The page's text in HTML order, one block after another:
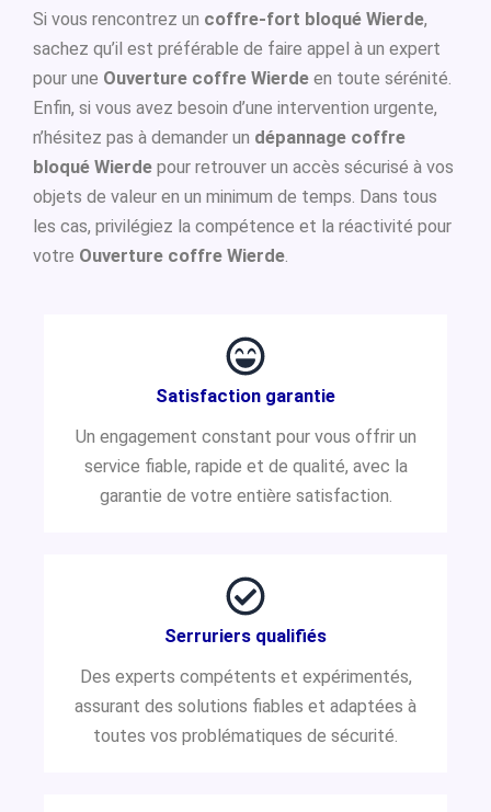
Si vous rencontrez un coffre-fort bloqué Wierde,
sachez qu’il est préférable de faire appel à un expert
pour une Ouverture coffre Wierde en toute sérénité.
Enfin, si vous avez besoin d’une intervention urgente,
n’hésitez pas à demander un dépannage coffre
bloqué Wierde pour retrouver un accès sécurisé à vos
objets de valeur en un minimum de temps. Dans tous
les cas, privilégiez la compétence et la réactivité pour
votre Ouverture coffre Wierde.
Satisfaction garantie
Un engagement constant pour vous offrir un
service fiable, rapide et de qualité, avec la
garantie de votre entière satisfaction.
Serruriers qualifiés
Des experts compétents et expérimentés,
assurant des solutions fiables et adaptées à
toutes vos problématiques de sécurité.